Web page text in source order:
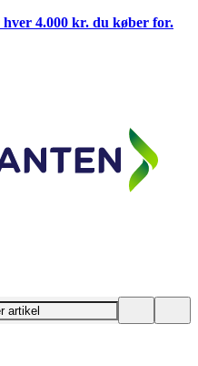
4.000 kr. du køber for.